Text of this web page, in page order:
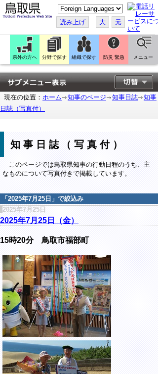
こ
の
ペ
ー
ジ
翻
訳
す
る
読み上げ 大 元
県外の方へ 分野で探す 組織で探す 防災 緊急 メニュー
現在の位置： ホーム 知事のページ 知事日誌
知事
日誌（写真付）
知事日誌（写真付）
このページでは鳥取県知事の行動日程のうち、主
なものについて写真付きで掲載しています。
「 2025年7月25日 」で絞込み
2025年7月25日
2025年7月25日（金）
15時20分 鳥取市福部町